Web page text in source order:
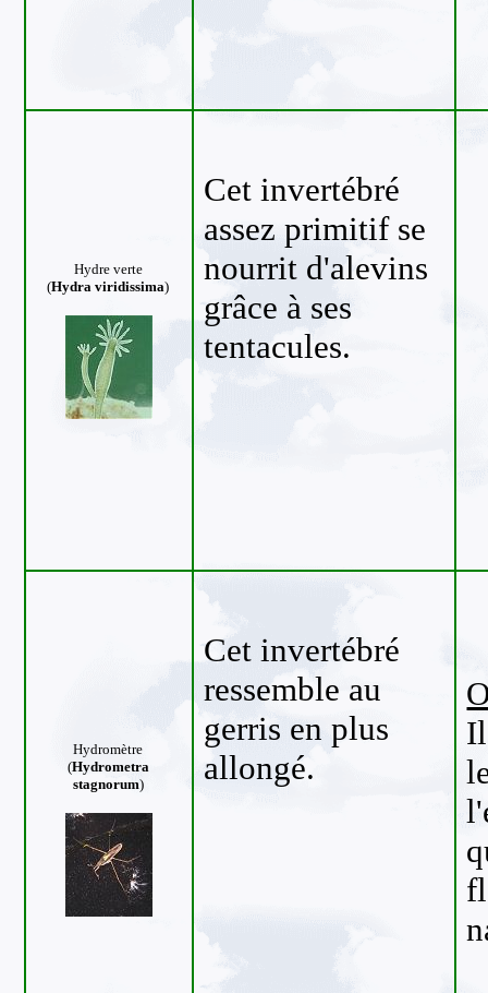
Hydre verte
(Hydra viridissima)
Cet invertébré
assez primitif se
nourrit d'alevins
grâce à ses
tentacules.
Hydromètre
(Hydrometra
stagnorum)
Cet invertébré
ressemble au
gerris en plus
allongé.